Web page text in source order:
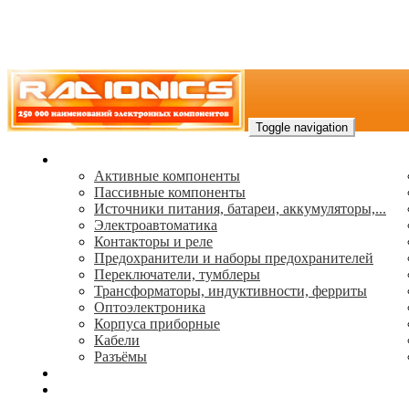
Toggle navigation
Активные компоненты
Пассивные компоненты
Источники питания, батареи, аккумуляторы,...
Электроавтоматика
Контакторы и реле
Предохранители и наборы предохранителей
Переключатели, тумблеры
Трансформаторы, индуктивности, ферриты
Oптоэлектроника
Корпуса приборные
Кабели
Разъёмы